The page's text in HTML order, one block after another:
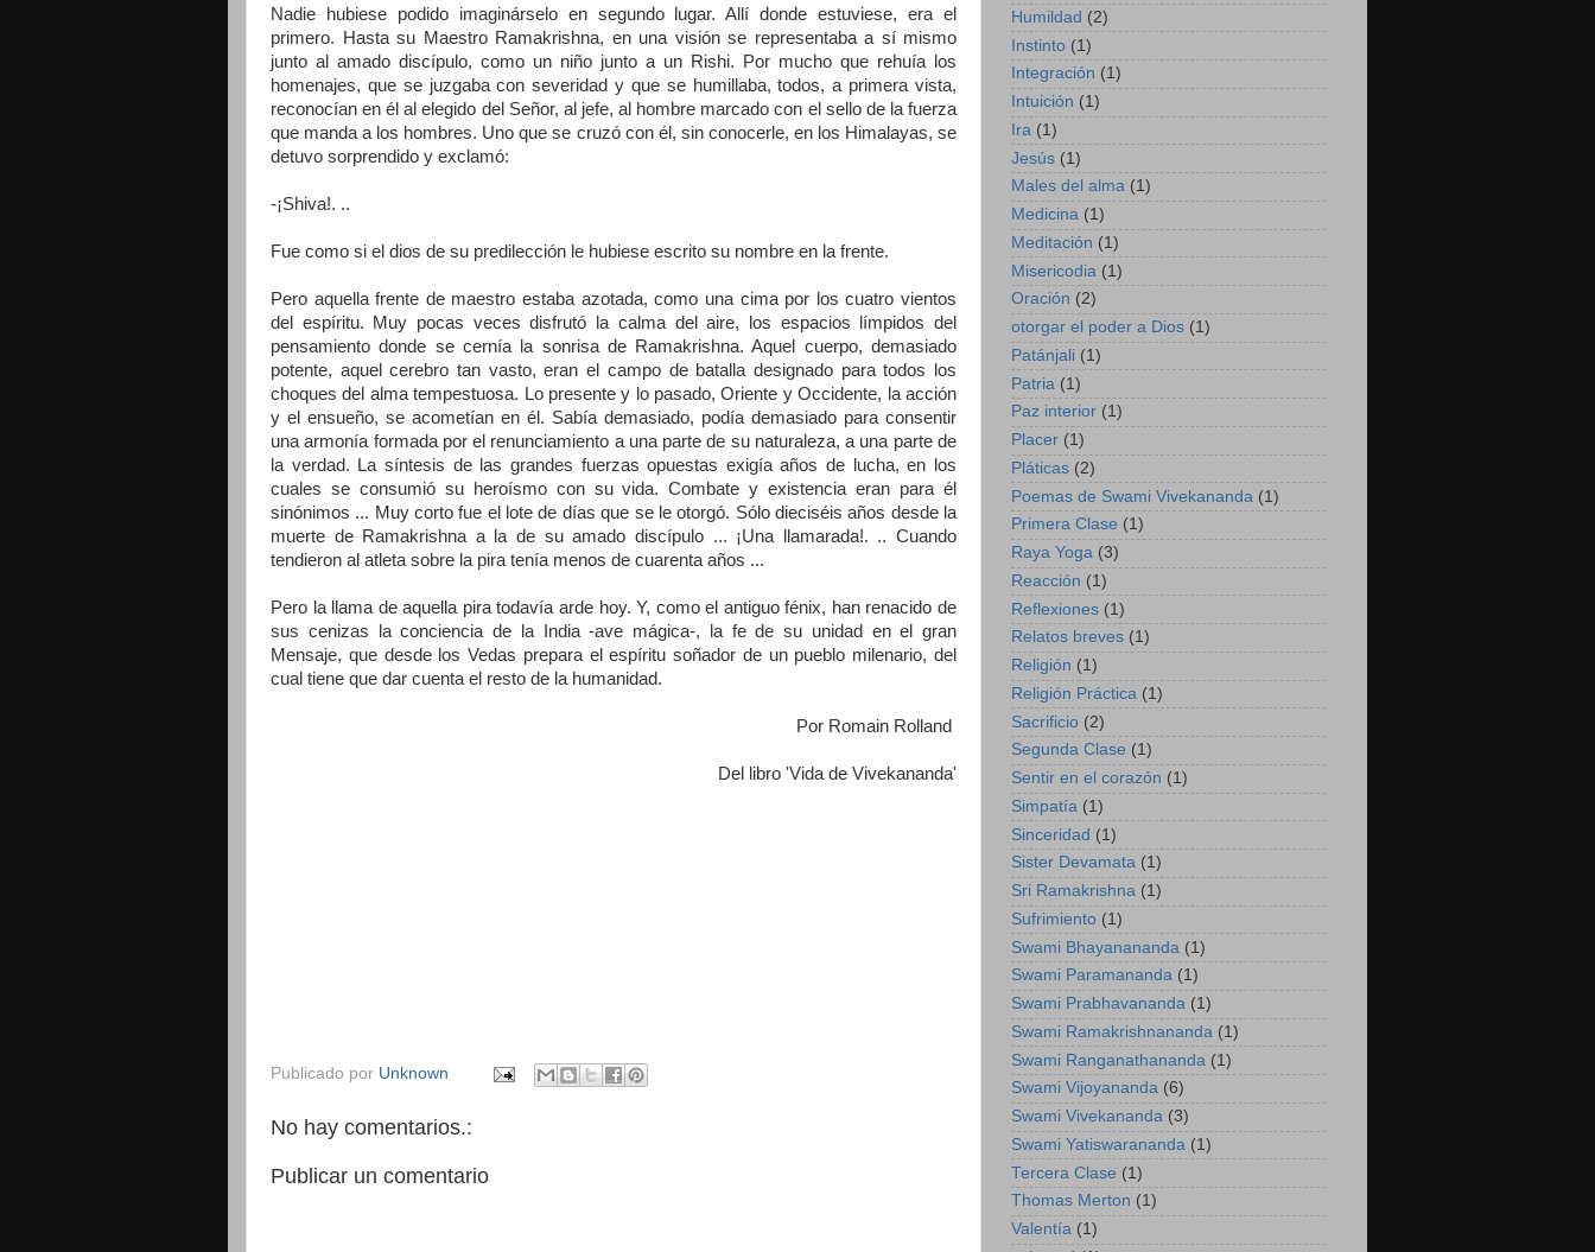
Nadie hubiese podido imaginárselo en segundo lugar. Allí donde estuviese, era el
primero. Hasta su Maestro Ramakrishna, en una visión se representaba a sí mismo
junto al amado discípulo, como un niño junto a un Rishi. Por mucho que rehuía los
homenajes, que se juzgaba con severidad y que se humillaba, todos, a primera vista,
reconocían en él al elegido del Señor, al jefe, al hombre marcado con el sello de la fuerza
que manda a los hombres. Uno que se cruzó con él, sin conocerle, en los Himalayas, se
detuvo sorprendido y exclamó:
-¡Shiva!. ..
Fue como si el dios de su predilección le hubiese escrito su nombre en la frente.
Pero aquella frente de maestro estaba azotada, como una cima por los cuatro vientos
del espíritu. Muy pocas veces disfrutó la calma del aire, los espacios límpidos del
pensamiento donde se cernía la sonrisa de Ramakrishna. Aquel cuerpo, demasiado
potente, aquel cerebro tan vasto, eran el campo de batalla designado para todos los
choques del alma tempestuosa. Lo presente y lo pasado, Oriente y Occidente, la acción
y el ensueño, se acometían en él. Sabía demasiado, podía demasiado para consentir
una armonía formada por el renunciamiento a una parte de su naturaleza, a una parte de
la verdad. La síntesis de las grandes fuerzas opuestas exigía años de lucha, en los
cuales se consumió su heroísmo con su vida. Combate y existencia eran para él
sinónimos ... Muy corto fue el lote de días que se le otorgó. Sólo dieciséis años desde la
muerte de Ramakrishna a la de su amado discípulo ... ¡Una llamarada!. .. Cuando
tendieron al atleta sobre la pira tenía menos de cuarenta años ...
Pero la llama de aquella pira todavía arde hoy. Y, como el antiguo fénix, han renacido de
sus cenizas la conciencia de la India -ave mágica-, la fe de su unidad en el gran
Mensaje, que desde los Vedas prepara el espíritu soñador de un pueblo milenario, del
cual tiene que dar cuenta el resto de la humanidad.
Por Romain Rolland
Del libro 'Vida de Vivekananda'
Publicado por Unknown
No hay comentarios.:
Publicar un comentario
Humildad (2)
Instinto (1)
Integración (1)
Intuición (1)
Ira (1)
Jesús (1)
Males del alma (1)
Medicina (1)
Meditación (1)
Misericodia (1)
Oración (2)
otorgar el poder a Dios (1)
Patánjali (1)
Patria (1)
Paz interior (1)
Placer (1)
Pláticas (2)
Poemas de Swami Vivekananda (1)
Primera Clase (1)
Raya Yoga (3)
Reacción (1)
Reflexiones (1)
Relatos breves (1)
Religión (1)
Religión Práctica (1)
Sacrificio (2)
Segunda Clase (1)
Sentir en el corazón (1)
Simpatía (1)
Sinceridad (1)
Sister Devamata (1)
Sri Ramakrishna (1)
Sufrimiento (1)
Swami Bhayanananda (1)
Swami Paramananda (1)
Swami Prabhavananda (1)
Swami Ramakrishnananda (1)
Swami Ranganathananda (1)
Swami Vijoyananda (6)
Swami Vivekananda (3)
Swami Yatiswarananda (1)
Tercera Clase (1)
Thomas Merton (1)
Valentía (1)